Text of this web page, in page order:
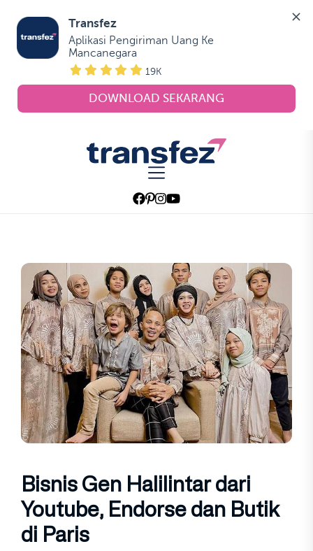
Transfez
Aplikasi Pengiriman Uang Ke
Mancanegara
19K
DOWNLOAD SEKARANG
Transfez
Bisnis Gen Halilintar dari
Youtube, Endorse dan Butik
di Paris